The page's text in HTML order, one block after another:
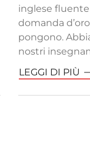
inglese
domanda
pongono.
nostri
LEGGI DI PIÙ